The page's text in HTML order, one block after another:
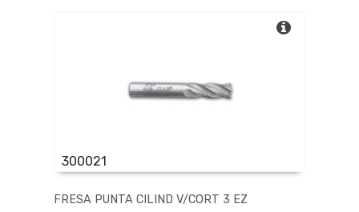
300021
FRESA PUNTA CILIND V/CORT 3 EZ